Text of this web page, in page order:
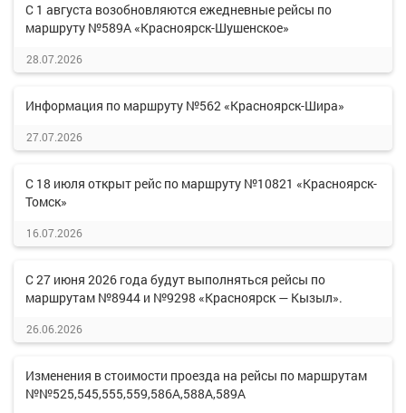
С 1 августа возобновляются ежедневные рейсы по
маршруту №589А «Красноярск-Шушенское»
28.07.2026
Информация по маршруту №562 «Красноярск-Шира»
27.07.2026
С 18 июля открыт рейс по маршруту №10821 «Красноярск-
Томск»
16.07.2026
С 27 июня 2026 года будут выполняться рейсы по
маршрутам №8944 и №9298 «Красноярск — Кызыл».
26.06.2026
Изменения в стоимости проезда на рейсы по маршрутам
№№525,545,555,559,586А,588А,589А